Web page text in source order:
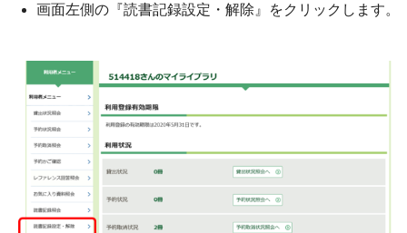
画面左側の『読書記録設定・解除』をクリックします。